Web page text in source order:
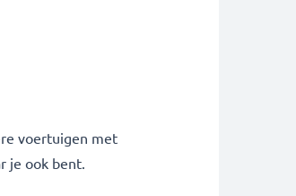
voertuigen met
je ook bent.